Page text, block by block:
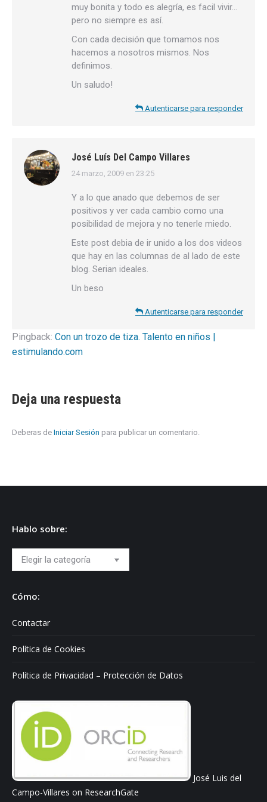
muy bonita y todo es alegría, es facil vivir…
pero no siempre es así.
Con cada decisión que tomamos nos
hacemos a nosotros mismos. Nos
definimos.
Un saludo!
Autenticarse para responder
José Luís Del Campo Villares
dice:
24 marzo, 2009 en 23:25
Y a lo que anado que debemos de ser
positivos y ver cada cambio como una
posibilidad de mejora y no tenerle miedo.
Este post debia de ir unido a los dos videos
que hay en las columnas de al lado de este
blog. Serian ideales.
Un beso
Autenticarse para responder
Pingback: Con un trozo de tiza. Talento en niños |
estimulando.com
Deja una respuesta
Deberas de Iniciar Sesión para publicar un comentario.
Hablo sobre:
Hablo
sobre:
Cómo:
Contactar
Política de Cookies
Política de Privacidad – Protección de Datos
José Luis del
Campo-Villares on ResearchGate